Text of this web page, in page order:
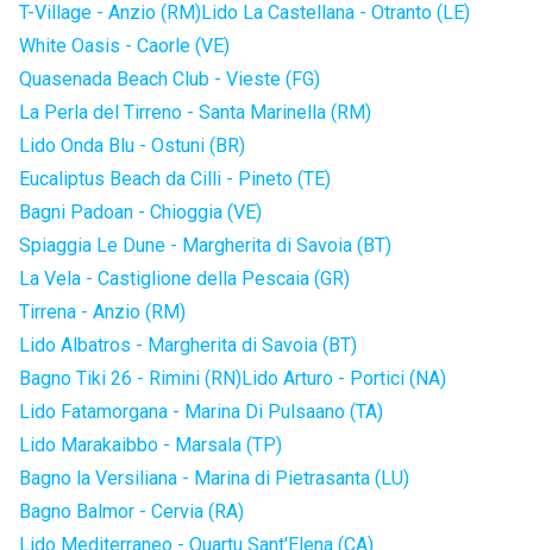
T-Village - Anzio (RM)Lido La Castellana - Otranto (LE)
White Oasis - Caorle (VE)
Quasenada Beach Club - Vieste (FG)
La Perla del Tirreno - Santa Marinella (RM)
Lido Onda Blu - Ostuni (BR)
Eucaliptus Beach da Cilli - Pineto (TE)
Bagni Padoan - Chioggia (VE)
Spiaggia Le Dune - Margherita di Savoia (BT)
La Vela - Castiglione della Pescaia (GR)
Tirrena - Anzio (RM)
Lido Albatros - Margherita di Savoia (BT)
Bagno Tiki 26 - Rimini (RN)Lido Arturo - Portici (NA)
Lido Fatamorgana - Marina Di Pulsaano (TA)
Lido Marakaibbo - Marsala (TP)
Bagno la Versiliana - Marina di Pietrasanta (LU)
Bagno Balmor - Cervia (RA)
Lido Mediterraneo - Quartu Sant'Elena (CA)